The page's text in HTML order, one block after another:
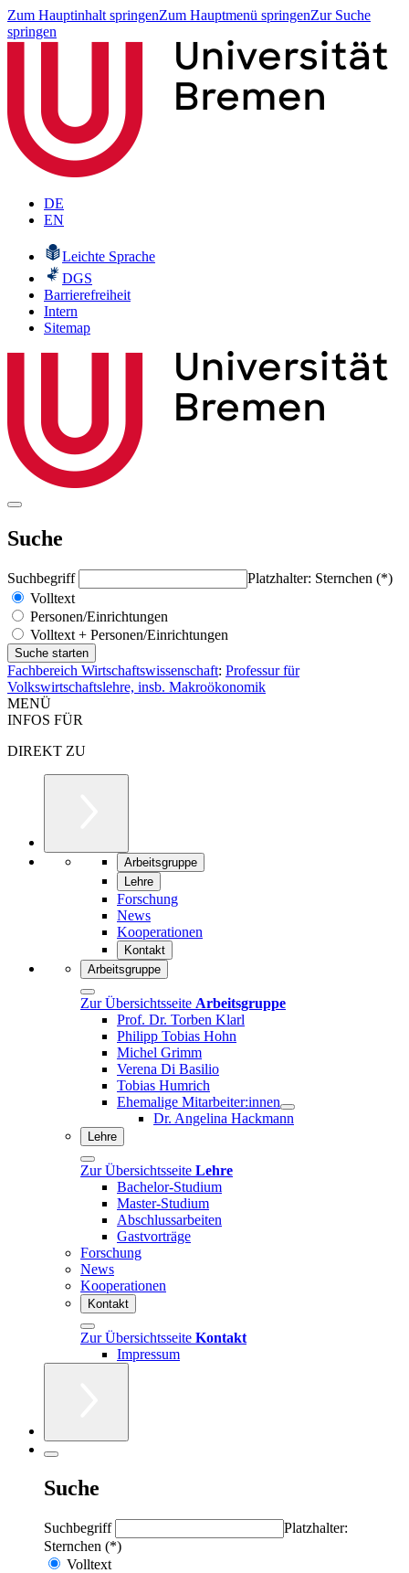
Zum Hauptinhalt springenZum Hauptmenü springenZur Suche
springen
DE
EN
Leichte Sprache
DGS
Barrierefreiheit
Intern
Sitemap
Suche
Suchbegriff
Platzhalter: Sternchen (*)
Volltext
Personen/Einrichtungen
Volltext + Personen/Einrichtungen
Fachbereich Wirtschaftswissenschaft: Professur für
Volkswirtschaftslehre, insb. Makroökonomik
MENÜ
INFOS FÜR
DIREKT ZU
Arbeitsgruppe
Lehre
Forschung
News
Kooperationen
Kontakt
Arbeitsgruppe
Zur Übersichtsseite Arbeitsgruppe
Prof. Dr. Torben Klarl
Philipp Tobias Hohn
Michel Grimm
Verena Di Basilio
Tobias Humrich
Ehemalige Mitarbeiter:innen
Dr. Angelina Hackmann
Lehre
Zur Übersichtsseite Lehre
Bachelor-Studium
Master-Studium
Abschlussarbeiten
Gastvorträge
Forschung
News
Kooperationen
Kontakt
Zur Übersichtsseite Kontakt
Impressum
Suche
Suchbegriff
Platzhalter:
Sternchen (*)
Volltext